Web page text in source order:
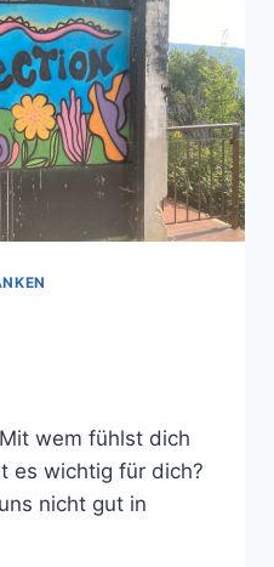
wem fühlst dich
es wichtig für dich?
nicht gut in